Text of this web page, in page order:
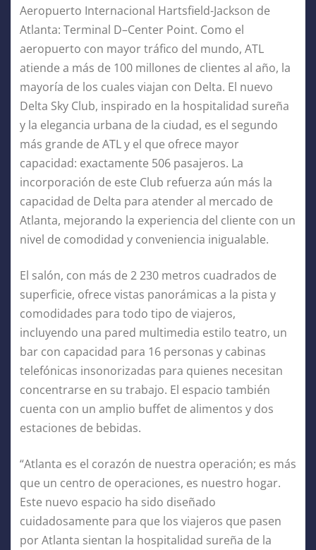
Aeropuerto Internacional Hartsfield-Jackson de
Atlanta: Terminal D–Center Point. Como el
aeropuerto con mayor tráfico del mundo, ATL
atiende a más de 100 millones de clientes al año, la
mayoría de los cuales viajan con Delta. El nuevo
Delta Sky Club, inspirado en la hospitalidad sureña
y la elegancia urbana de la ciudad, es el segundo
más grande de ATL y el que ofrece mayor
capacidad: exactamente 506 pasajeros. La
incorporación de este Club refuerza aún más la
capacidad de Delta para atender al mercado de
Atlanta, mejorando la experiencia del cliente con un
nivel de comodidad y conveniencia inigualable.
El salón, con más de 2 230 metros cuadrados de
superficie, ofrece vistas panorámicas a la pista y
comodidades para todo tipo de viajeros,
incluyendo una pared multimedia estilo teatro, un
bar con capacidad para 16 personas y cabinas
telefónicas insonorizadas para quienes necesitan
concentrarse en su trabajo. El espacio también
cuenta con un amplio buffet de alimentos y dos
estaciones de bebidas.
“Atlanta es el corazón de nuestra operación; es más
que un centro de operaciones, es nuestro hogar.
Este nuevo espacio ha sido diseñado
cuidadosamente para que los viajeros que pasen
por Atlanta sientan la hospitalidad sureña de la